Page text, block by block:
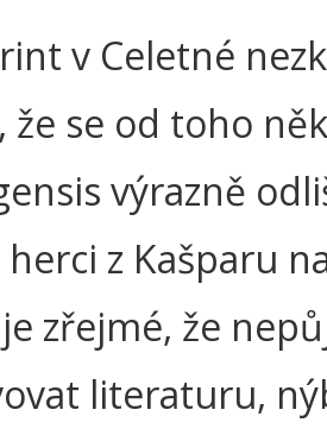
v Celetné
že se od toho
výrazně
z Kašparu
zřejmé, že
literaturu,